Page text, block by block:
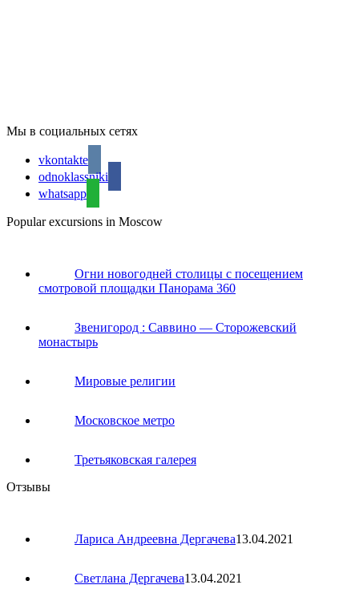
Мы в социальных сетях
vkontakte
odnoklassniki
whatsapp
Popular excursions in Moscow
Огни новогодней столицы с посещением
смотровой площадки Панорама 360
Звенигород : Саввино — Сторожевский
монастырь
Мировые религии
Московское метро
Третьяковская галерея
Отзывы
Лариса Андреевна Дергачева13.04.2021
Светлана Дергачева13.04.2021